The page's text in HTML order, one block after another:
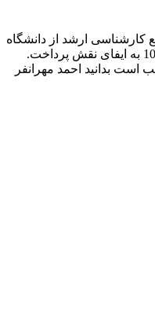
کارگردانی در مقطع کارشناسی ارشد از دانشگاه
تهران میباشد. احمد مهرانفر فعالیت هنری خود را در سال 1378 با نمایش های تئاتر آغاز کرد. برای اولین بار در سال 1380 در حالیکه 26 سال سن داشت در فیلم نان عشق موتور 1000 به ایفای نقش پرداخت.
سالگی) با خانم مونا فائزپور ازدواج کرد. جالب است بدانید احمد مهرانفر